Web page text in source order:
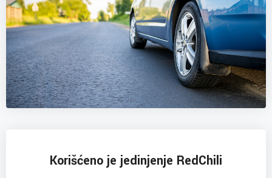
Korišćeno je jedinjenje RedChili